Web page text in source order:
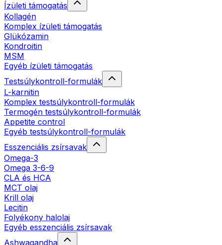
Ízületi támogatás
Kollagén
Komplex ízületi támogatás
Glükózamin
Kondroitin
MSM
Egyéb ízületi támogatás
Testsúlykontroll-formulák
L-karnitin
Komplex testsúlykontroll-formulák
Termogén testsúlykontroll-formulák
Appetite control
Egyéb testsúlykontroll-formulák
Esszenciális zsírsavak
Omega-3
Omega 3-6-9
CLA és HCA
MCT olaj
Krill olaj
Lecitin
Folyékony halolaj
Egyéb esszenciális zsírsavak
Ashwagandha